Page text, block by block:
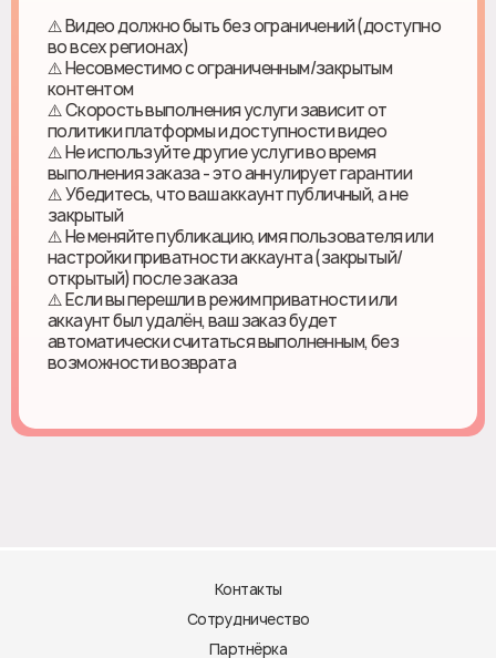
⚠️ Видео должно быть без ограничений (доступно
во всех регионах)
⚠️ Несовместимо с ограниченным/закрытым
контентом
⚠️ Скорость выполнения услуги зависит от
политики платформы и доступности видео
⚠️ Не используйте другие услуги во время
выполнения заказа - это аннулирует гарантии
⚠️ Убедитесь, что ваш аккаунт публичный, а не
закрытый
⚠️ Не меняйте публикацию, имя пользователя или
настройки приватности аккаунта (закрытый/
открытый) после заказа
⚠️ Если вы перешли в режим приватности или
аккаунт был удалён, ваш заказ будет
автоматически считаться выполненным, без
возможности возврата
Контакты
Сотрудничество
Партнёрка